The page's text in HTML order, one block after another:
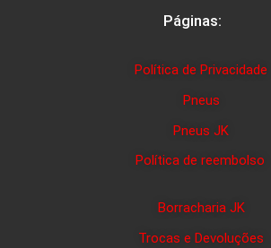
Páginas:
Política de Privacidade
Pneus
Pneus JK
Política de reembolso
Borracharia JK
Trocas e Devoluções